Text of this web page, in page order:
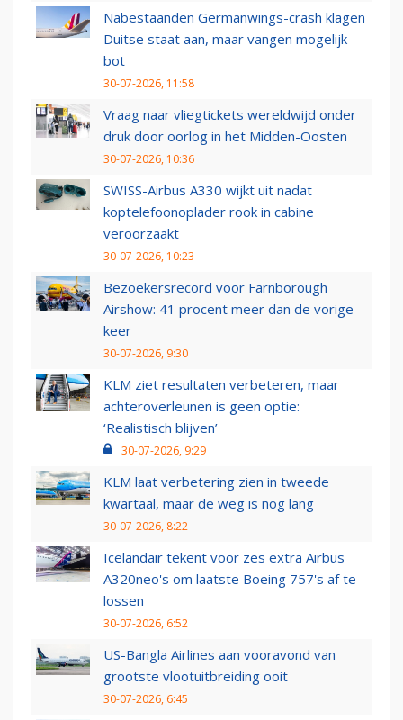
Nabestaanden Germanwings-crash klagen
Duitse staat aan, maar vangen mogelijk
bot
30-07-2026, 11:58
Vraag naar vliegtickets wereldwijd onder
druk door oorlog in het Midden-Oosten
30-07-2026, 10:36
SWISS-Airbus A330 wijkt uit nadat
koptelefoonoplader rook in cabine
veroorzaakt
30-07-2026, 10:23
Bezoekersrecord voor Farnborough
Airshow: 41 procent meer dan de vorige
keer
30-07-2026, 9:30
KLM ziet resultaten verbeteren, maar
achteroverleunen is geen optie:
‘Realistisch blijven’
30-07-2026, 9:29
KLM laat verbetering zien in tweede
kwartaal, maar de weg is nog lang
30-07-2026, 8:22
Icelandair tekent voor zes extra Airbus
A320neo's om laatste Boeing 757's af te
lossen
30-07-2026, 6:52
US-Bangla Airlines aan vooravond van
grootste vlootuitbreiding ooit
30-07-2026, 6:45